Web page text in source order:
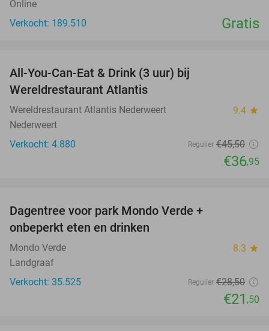
Online
Verkocht: 189.510
Gratis
All-You-Can-Eat & Drink (3 uur) bij
Wereldrestaurant Atlantis
Wereldrestaurant Atlantis Nederweert 9.4 star
Nederweert
Verkocht: 4.880
Regulier €45,50
€36,95
Dagentree voor park Mondo Verde +
onbeperkt eten en drinken
Mondo Verde 8.3 star
Landgraaf
Verkocht: 35.525
Regulier €28,50
€21 ,50